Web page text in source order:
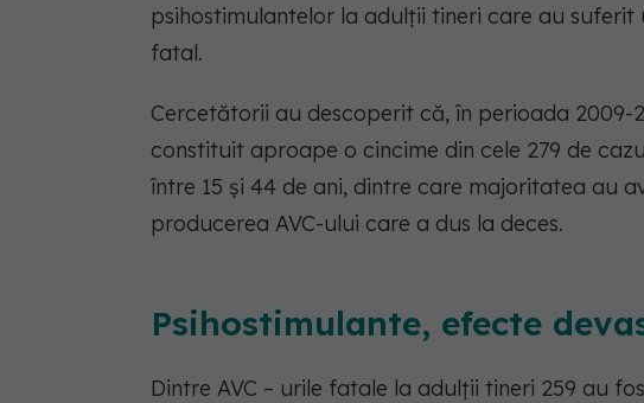
psihostimulantelor la adulții tineri care au suferit
fatal.
Cercetătorii au descoperit că, în perioada 2009-
constituit aproape o cincime din cele 279 de
între 15 și 44 de ani, dintre care majoritatea au
producerea AVC-ului care a dus la deces.
Psihostimulante, efecte
Dintre AVC – urile fatale la adulții tineri 259 au